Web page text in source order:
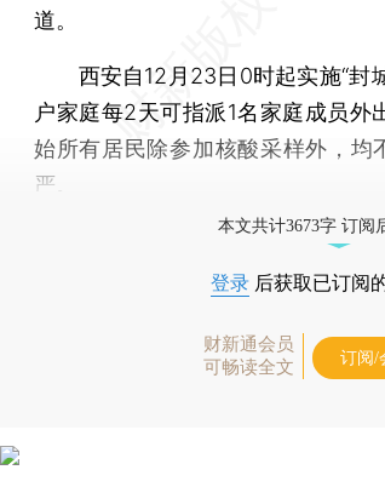
道。
西安自12月23日0时起实施“封
户家庭每2天可指派1名家庭成员
始所有居民除参加核酸采样外，均
严。
本文共计3673字 订阅
登录 后获取已订阅
财新通会员
可畅读全文
订阅/